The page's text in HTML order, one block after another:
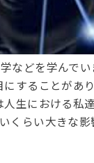
などを学んでい
にすることがあ
人生における私
くらい大きな